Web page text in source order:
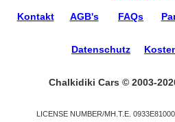
Kontakt AGB's FAQs
Datenschutz
Chalkidiki Cars © 2003-
LICENSE NUMBER/ΜΗ.Τ.Ε.